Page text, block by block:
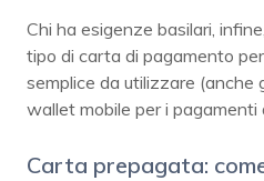
Chi ha esigenze basilari,
tipo di carta di pagamento
semplice da utilizzare (anche
wallet mobile per i pagamenti
Carta prepagata: